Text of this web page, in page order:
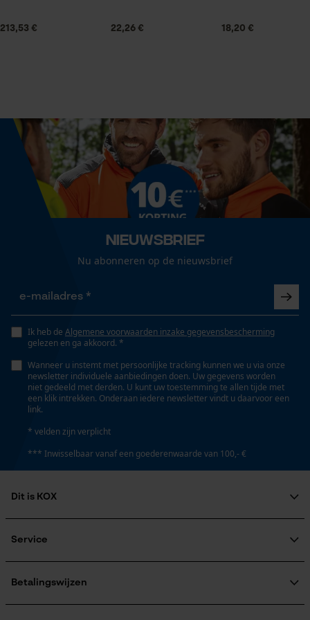
446.47 cm³
Nee
Eigenschap
stabiel
Schuine snede
Nee
Draagvermogen
4000 kg
Gereedschapsloze kettingspanning
Gereedschapsloze kettingwissel
Nee
213,53 € 22,26 € 18,20 €
Nieuwsbrief
Nu abonneren op de nieuwsbrief
Ik heb de Algemene voorwaarden inzake gegevensbescherming
gelezen en ga akkoord. *
Wanneer u instemt met persoonlijke tracking kunnen we u via onze
newsletter individuele aanbiedingen doen. Uw gegevens worden
niet gedeeld met derden. U kunt uw toestemming te allen tijde met
een klik intrekken. Onderaan iedere newsletter vindt u daarvoor een
link.
* velden zijn verplicht
*** Inwisselbaar vanaf een goederenwaarde van 100,- €
Dit is KOX
Maatschappelijke betrokkenheid
Aanmelding nieuwsbrief
Service
KOX catalogus
Betalingswijzen
gegevensverwerking opslaan
Econda Tag Manager
Statistische Cookies
Prestatie en functionele
Cookies
Loop54 Personalization
Gepersonaliseerde homepage
Persoonlijke begroeting
YouTube-video's